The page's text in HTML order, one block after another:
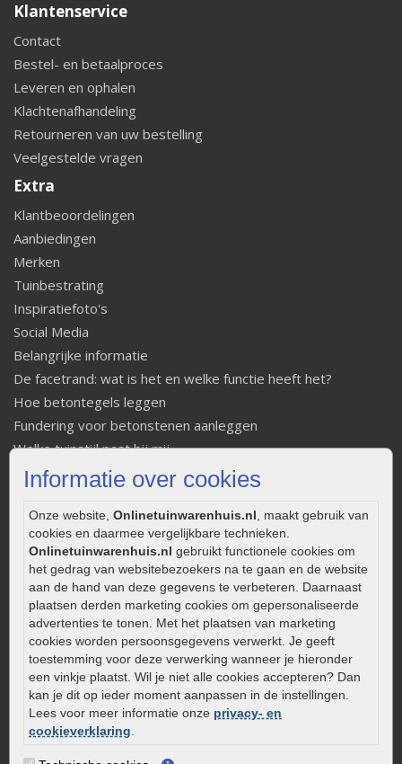
Informatie over cookies
Onze website, Onlinetuinwarenhuis.nl, maakt gebruik van
cookies en daarmee vergelijkbare technieken.
Onlinetuinwarenhuis.nl gebruikt functionele cookies om
het gedrag van websitebezoekers na te gaan en de website
aan de hand van deze gegevens te verbeteren. Daarnaast
plaatsen derden marketing cookies om gepersonaliseerde
advertenties te tonen. Met het plaatsen van marketing
cookies worden persoonsgegevens verwerkt. Je geeft
toestemming voor deze verwerking wanneer je hieronder
een vinkje plaatst. Wil je niet alle cookies accepteren? Dan
kan je dit op ieder moment aanpassen in de instellingen.
Lees voor meer informatie onze privacy- en
cookieverklaring.
Klantenservice
Contact
Bestel- en betaalproces
Leveren en ophalen
Klachtenafhandeling
Retourneren van uw bestelling
Veelgestelde vragen
Extra
Klantbeoordelingen
Aanbiedingen
Merken
Tuinbestrating
Inspiratiefoto's
Social Media
Belangrijke informatie
De facetrand: wat is het en welke functie heeft het?
Hoe betontegels leggen
Fundering voor betonstenen aanleggen
Welke tuinstijl past bij mij
Strakke tuin inrichten
Onderhoud van gebakken bestrating
Aanlegtips voor gebakken bestrating
Zelf een terras aanleggen
Kleine stadstuin inrichten
0320 – 219170
Kaapstanderweg 41
8243 RB Lelystad
info@onlinetuinwarenhuis.nl
Routebeschrijving